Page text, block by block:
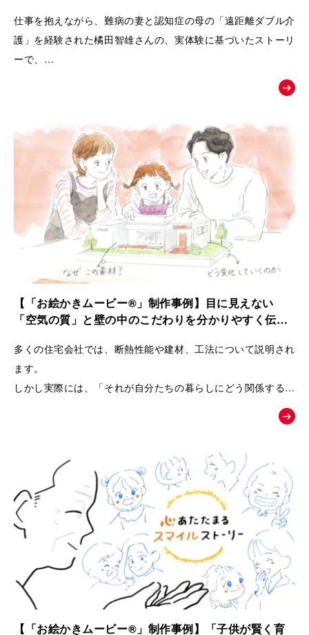
仕事を抱えながら、難病の妻と認知症の母の「遠距離ダブル介
護」を経験された橘田智雄さんの、実体験に基づいたストーリ
ーで、
働き盛りでの介護離職防止や、ケアラーのメンタルヘルスとい
う現代の重要な社会課題にスポットを当てた、啓発・相談窓口
【「お絵かきムービー®」制作事例】目に見えない
「空気の質」と壁の中のこだわりを分かりやすく伝え
多くの住宅会社では、断熱性能や建材、工法について説明され
ます。
しかし実際には、「それが自分たちの暮らしにどう関係するの
か」が伝わりにくく、お客様の記憶に残りにくいという課題が
そこで本作品では、「子どもの湿疹」「夫のアレルギー」とい
う、多くの子育て世代が共感しやすい悩みを入口に設定しまし
た。
そして、家づくりを通して健康や暮らしが変化していく過程を
追体験していただくことで、
「空気の質」「見えない部分の素材」「長く快適に暮らせる家
づくり」の大切さを、感情とともに自然に理解していただける
構成になっています。
【「お絵かきムービー®」制作事例】「子供が賢く育